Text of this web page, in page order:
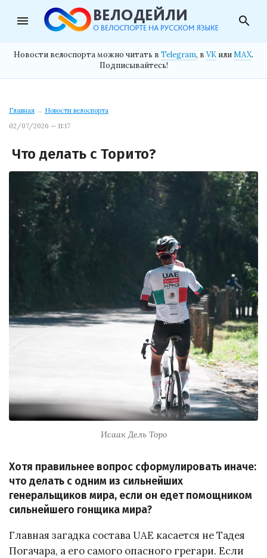
menu search
Новости велоспорта можно читать в Telegram, в VK илиMAX.
Подписывайтесь!
Главная → Новости велоспорта
02/07/2026 — 11:17
Что делать с Торито?
Исаак Дель Торо
Хотя правильнее вопрос сформулировать иначе:
что делать с одним из сильнейших
генеральщиков мира, если он едет помощником
сильнейшего гонщика мира?
Главная загадка состава UAE касается не Тадея
Погачара, а его самого опасного грегари. Если